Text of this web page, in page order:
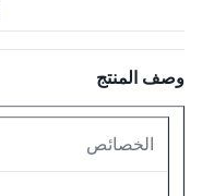
وصف المنتج
الخصائص